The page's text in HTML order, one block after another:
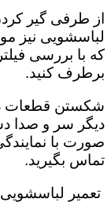
از طرفی گیر
لباسشویی نیز
که با بررسی
برطرف کنید.
شکستن قطعات
دیگر سر و صدا
صورت با
تماس بگیرید.
تعمیر